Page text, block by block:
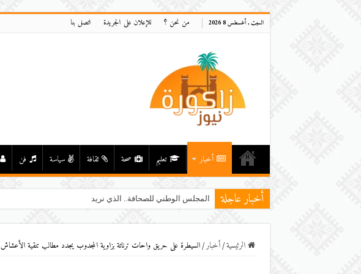
السبت , أغسطس 8 2026 من نحن ؟ للإعلان على الجريدة اتصل بنا
أخبار تعليم صحة ثقافة سياسة فن
أخبار عاجلة المجلس الوطني للصحافة.. الذي نريد
الرئيسية/أخبار/السيطرة على حريق واحات ترناتة بزاوية المجدوب يجدد مطالب تنقية الأعشاش